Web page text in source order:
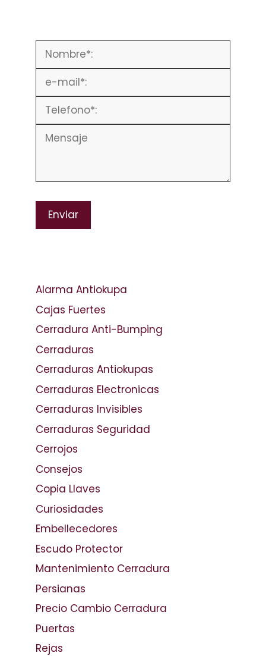
Alarma Antiokupa
Cajas Fuertes
Cerradura Anti-Bumping
Cerraduras
Cerraduras Antiokupas
Cerraduras Electronicas
Cerraduras Invisibles
Cerraduras Seguridad
Cerrojos
Consejos
Copia Llaves
Curiosidades
Embellecedores
Escudo Protector
Mantenimiento Cerradura
Persianas
Precio Cambio Cerradura
Puertas
Rejas